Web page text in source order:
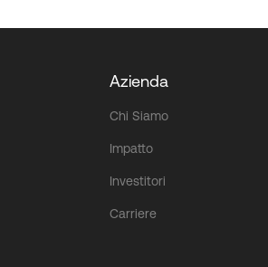
Azienda
Chi Siamo
Impatto
Investitori
Carriere